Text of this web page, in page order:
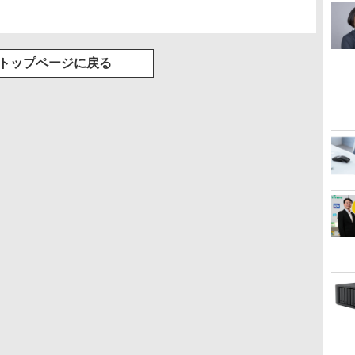
ップページに戻る